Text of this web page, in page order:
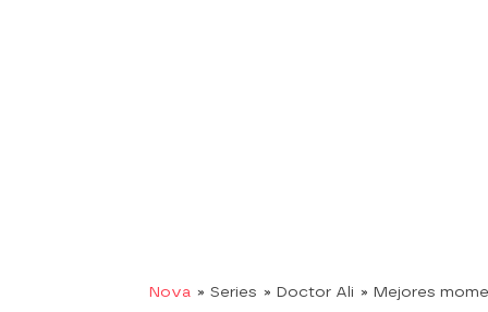
Nova » Series » Doctor Ali » Mejores